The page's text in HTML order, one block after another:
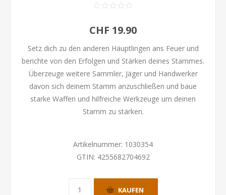
CHF 19.90
Setz dich zu den anderen Häuptlingen ans Feuer und
berichte von den Erfolgen und Stärken deines Stammes.
Überzeuge weitere Sammler, Jäger und Handwerker
davon sich deinem Stamm anzuschließen und baue
starke Waffen und hilfreiche Werkzeuge um deinen
Stamm zu stärken.
Artikelnummer: 1030354
GTIN: 4255682704692
KAUFEN